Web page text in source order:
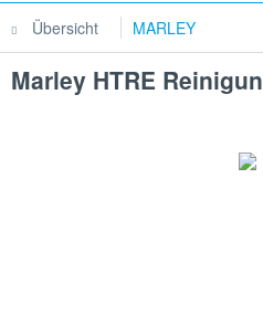
Übersicht MARLEY
Marley HTRE